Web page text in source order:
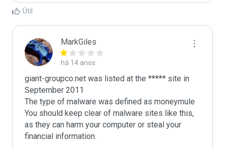
Útil
MarkGiles
há 14 anos
giant-groupco.net was listed at the ***** site in
September 2011
The type of malware was defined as moneymule
You should keep clear of malware sites like this,
as they can harm your computer or steal your